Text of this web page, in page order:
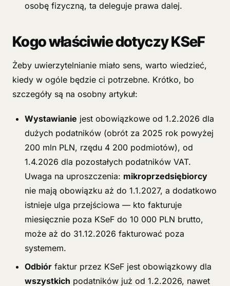
osobę fizyczną, ta deleguje prawa dalej.
Kogo właściwie dotyczy KSeF
Żeby uwierzytelnianie miało sens, warto wiedzieć,
kiedy w ogóle będzie ci potrzebne. Krótko, bo
szczegóły są na osobny artykuł:
Wystawianie jest obowiązkowe od 1.2.2026 dla
dużych podatników (obrót za 2025 rok powyżej
200 mln PLN, rzędu 4 200 podmiotów), od
1.4.2026 dla pozostałych podatników VAT.
Uwaga na uproszczenia: mikroprzedsiębiorcy
nie mają obowiązku aż do 1.1.2027, a dodatkowo
istnieje ulga przejściowa — kto fakturuje
miesięcznie poza KSeF do 10 000 PLN brutto,
może aż do 31.12.2026 fakturować poza
systemem.
Odbiór faktur przez KSeF jest obowiązkowy dla
wszystkich podatników już od 1.2.2026, nawet